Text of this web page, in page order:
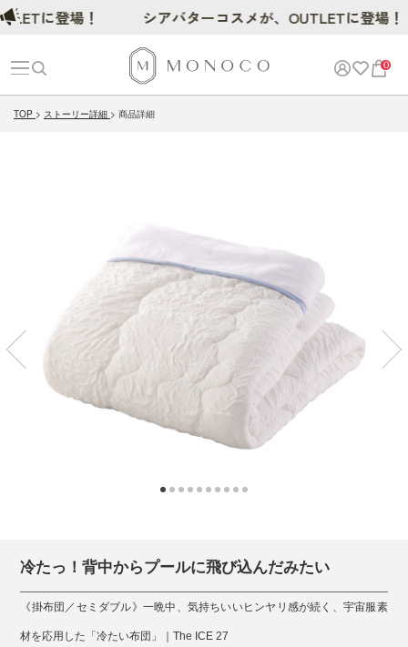
0
TOP ストーリー詳細 商品詳細
冷たっ！背中からプールに飛び込んだみたい
《掛布団／セミダブル》一晩中、気持ちいいヒンヤリ感が続く、宇宙服素
材を応用した「冷たい布団」｜The ICE 27
に登場！ シアバターコスメが、OUTLETに登場！